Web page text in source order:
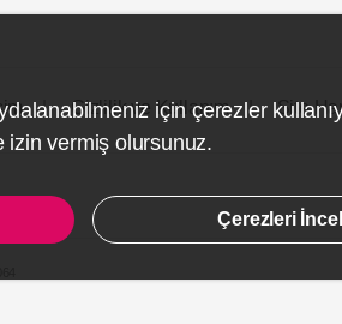
Gizlilik ve Kullanım Site
için çerezler
izin vermiş olursunuz.
Çerezleri